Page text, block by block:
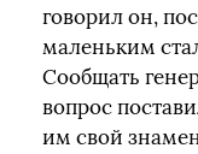
говорил он,
маленьким
Сообщать
вопрос
им свой